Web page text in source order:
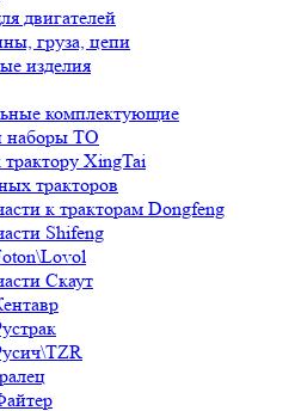
двигателей
груза, цепи
изделия
комплектующие
наборы ТО
трактору XingTai
тракторов
к тракторам Dongfeng
Shifeng
Скаут